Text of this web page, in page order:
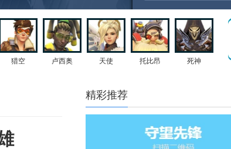
猎空 卢西奥 天使 托比昂 死神
精彩推荐